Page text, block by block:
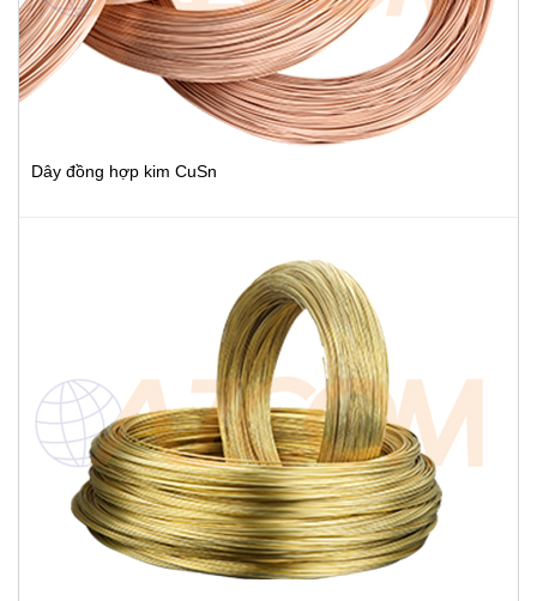
Dây đồng hợp kim CuSn